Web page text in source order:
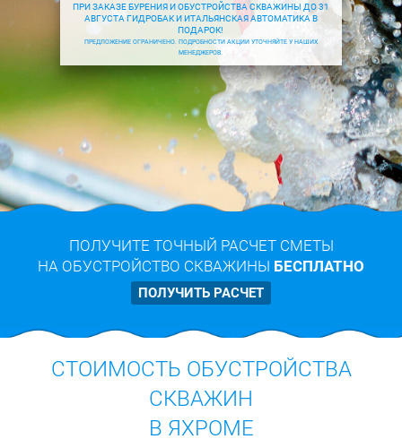
ПРИ ЗАКАЗЕ БУРЕНИЯ И ОБУСТРОЙСТВА СКВАЖИНЫ ДО 31
АВГУСТА ГИДРОБАК И ИТАЛЬЯНСКАЯ АВТОМАТИКА В
ПОДАРОК!
ПРЕДЛОЖЕНИЕ ОГРАНИЧЕНО. ПОДРОБНОСТИ АКЦИИ УТОЧНЯЙТЕ У НАШИХ
МЕНЕДЖЕРОВ.
ПОЛУЧИТЕ ТОЧНЫЙ РАСЧЕТ СМЕТЫ
НА ОБУСТРОЙСТВО СКВАЖИНЫ БЕСПЛАТНО
ПОЛУЧИТЬ РАСЧЕТ
СТОИМОСТЬ ОБУСТРОЙСТВА
СКВАЖИН
В ЯХРОМЕ